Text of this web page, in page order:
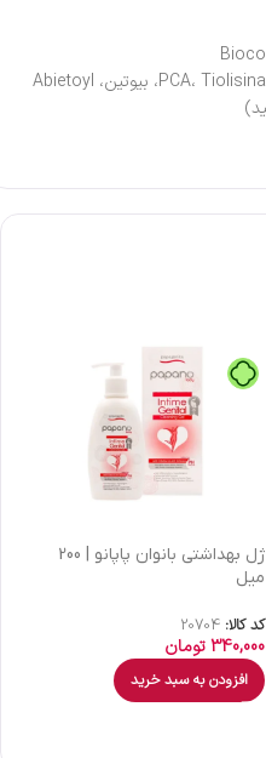
کمپلکس کاهنده سبوم پوست (زینک PCA، Tiolisina، بیوتین، Abietoyl
ژل بهداشتی بانوان پاپانو | 200
میل
کد کالا: 20704
340,000تومان
افزودن به سبد خرید